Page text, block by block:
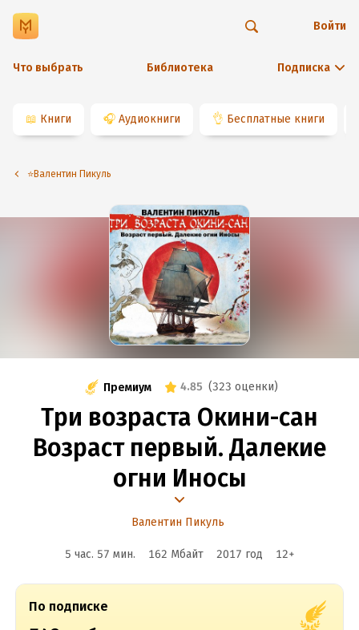
Что выбрать Библиотека Подписка
Войти
📖 Книги 🎧 Аудиокниги 👌 Бесплатные книги
⭐️Валентин Пикуль
Премиум 4.85 (323 оценки)
Три возраста Окини-сан
Возраст первый. Далекие
огни Иносы
Валентин Пикуль
5 час. 57 мин. 162 Мбайт 2017 год 12+
По подписке